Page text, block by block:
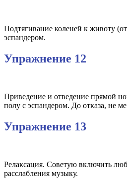
Подтягивание коленей к животу
эспандером.
Упражнение 12
Приведение и отведение прямой
полу с эспандером. До отказа, не
Упражнение 13
Релаксация. Советую включить
расслабления музыку.